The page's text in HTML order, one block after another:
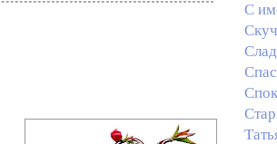
С